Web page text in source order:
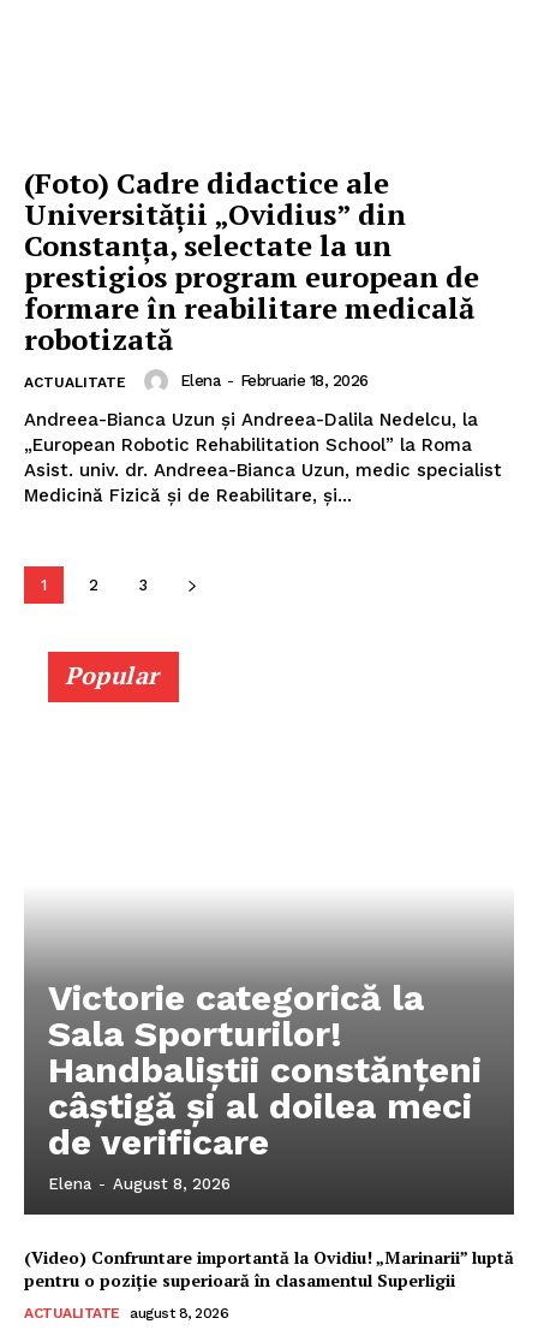
ABONEAZĂ-TE ACUM
StirileMedia.ro
Contactați-ne
Fii reporter
Publicitate
(Foto) Cadre didactice ale
Universității „Ovidius” din
Constanța, selectate la un
prestigios program european de
formare în reabilitare medicală
robotizată
ACTUALITATE Elena - Februarie 18, 2026
Andreea-Bianca Uzun și Andreea-Dalila Nedelcu, la
„European Robotic Rehabilitation School” la Roma
Asist. univ. dr. Andreea-Bianca Uzun, medic specialist
Medicină Fizică și de Reabilitare, și...
1 2 3
Popular
Victorie categorică la
Sala Sporturilor!
Handbaliștii constănțeni
câștigă și al doilea meci
de verificare
Elena - August 8, 2026
(Video) Confruntare importantă la Ovidiu! „Marinarii” luptă
pentru o poziție superioară în clasamentul Superligii
ACTUALITATE august 8, 2026